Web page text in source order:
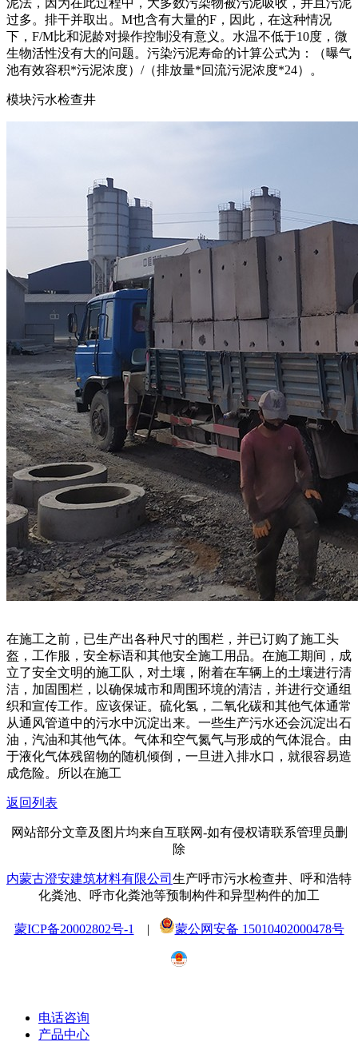
过多。排干并取出。M也含有大量的F，因此，在这种情况
下，F/M比和泥龄对操作控制没有意义。水温不低于10度，微
生物活性没有大的问题。污染污泥寿命的计算公式为：（曝气
池有效容积*污泥浓度）/（排放量*回流污泥浓度*24）。
模块污水检查井
在施工之前，已生产出各种尺寸的围栏，并已订购了施工头
盔，工作服，安全标语和其他安全施工用品。在施工期间，成
立了安全文明的施工队，对土壤，附着在车辆上的土壤进行清
洁，加固围栏，以确保城市和周围环境的清洁，并进行交通组
织和宣传工作。应该保证。硫化氢，二氧化碳和其他气体通常
从通风管道中的污水中沉淀出来。一些生产污水还会沉淀出石
油，汽油和其他气体。气体和空气氮气与形成的气体混合。由
于液化气体残留物的随机倾倒，一旦进入排水口，就很容易造
成危险。所以在施工
返回列表
网站部分文章及图片均来自互联网-如有侵权请联系管理员删
除
内蒙古澄安建筑材料有限公司 生产呼市污水检查井、呼和浩特
化粪池、呼市化粪池等预制构件和异型构件的加工
蒙ICP备20002802号-1 | 蒙公网安备 15010402000478号
电话咨询
产品中心